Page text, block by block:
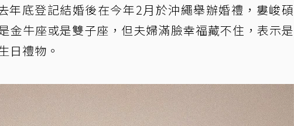
年底登記結婚後在今年2月於沖繩舉辦婚禮，婁峻碩
金牛座或是雙子座，但夫婦滿臉幸福藏不住，表示是
日禮物。